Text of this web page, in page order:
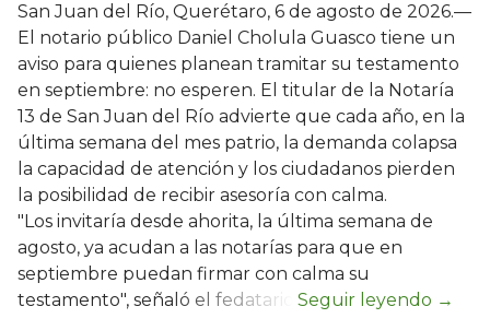
San Juan del Río, Querétaro, 6 de agosto de 2026.—
El notario público Daniel Cholula Guasco tiene un
aviso para quienes planean tramitar su testamento
en septiembre: no esperen. El titular de la Notaría
13 de San Juan del Río advierte que cada año, en la
última semana del mes patrio, la demanda colapsa
la capacidad de atención y los ciudadanos pierden
la posibilidad de recibir asesoría con calma.
"Los invitaría desde ahorita, la última semana de
agosto, ya acudan a las notarías para que en
septiembre puedan firmar con calma su
testamento", señaló el fedatario.